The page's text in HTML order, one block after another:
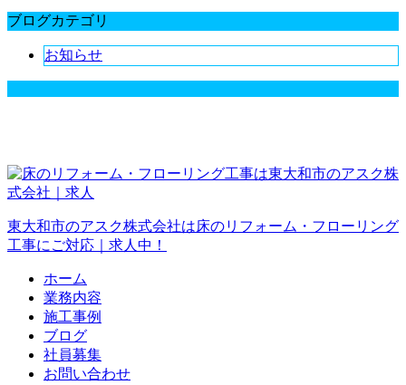
ブログカテゴリ
お知らせ
東大和市のアスク株式会社は床のリフォーム・フローリング
工事にご対応｜求人中！
ホーム
業務内容
施工事例
ブログ
社員募集
お問い合わせ